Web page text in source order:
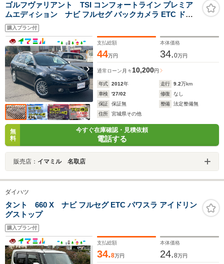
ゴルフヴァリアント TSI コンフォートライン プレミア
ムエディション ナビ フルセグ バックカメラ ETC ドラ
イブレコーダー キーレスキー
購入プラン付
支払総額
44万円
本体価格
34.0万円
通常ローン 月々10,200円
年式 2012年 走行 9.2万km
車検
'27/02 修復
なし
保証
保証無 整備
法定整備無
住所
宮城県その他
無
料
今すぐ在庫確認・見積依頼
電話する
販売店： イマミル 名取店
ダイハツ
タント 660 X ナビ フルセグ ETC パワスラ アイドリン
グストップ
購入プラン付
支払総額
34.8万円
本体価格
24.8万円